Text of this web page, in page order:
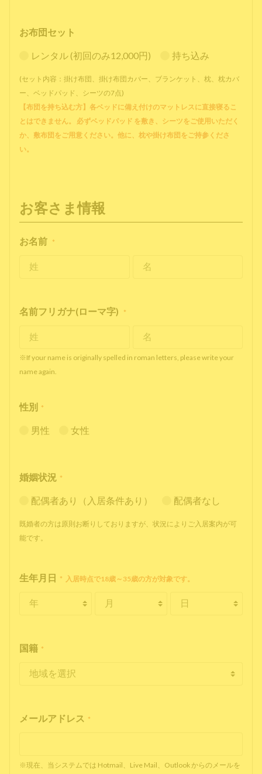
お布団セット
レンタル (初回のみ12,000円) 持ち込み
(セット内容：掛け布団、掛け布団カバー、ブランケット、枕、枕カバ
ー、ベッドパッド、シーツの7点)
【布団を持ち込む方】各ベッドに備え付けのマットレスに直接寝るこ
とはできません。 必ずベッドパッド を敷き、シーツをご使用いただく
か、敷布団をご用意ください。他に、枕や掛け布団をご持参くださ
い。
お客さま情報
お名前 *
名前フリガナ(ローマ字) *
※If your name is originally spelled in roman letters, please write your
name again.
性別 *
男性 女性
婚姻状況 *
配偶者あり（入居条件あり） 配偶者なし
既婚者の方は原則お断りしておりますが、状況によりご入居案内が可
能です。
生年月日 * 入居時点で18歳～35歳の方が対象です。
国籍 *
メールアドレス *
※現在、当システムでは Hotmail、Live Mail、Outlook からのメールを